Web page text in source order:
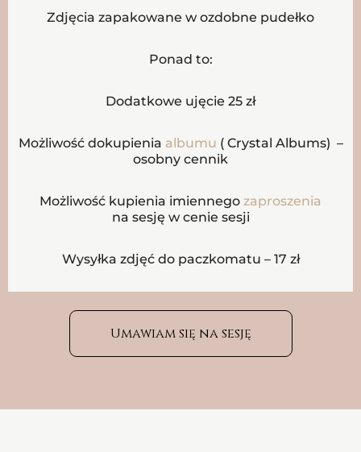
Zdjęcia zapakowane w ozdobne pudełko
Ponad to:
Dodatkowe ujęcie 25 zł
Możliwość dokupienia albumu ( Crystal Albums) –
osobny cennik
Możliwość kupienia imiennego zaproszenia
na sesję w cenie sesji
Wysyłka zdjęć do paczkomatu – 17 zł
Umawiam się na sesję